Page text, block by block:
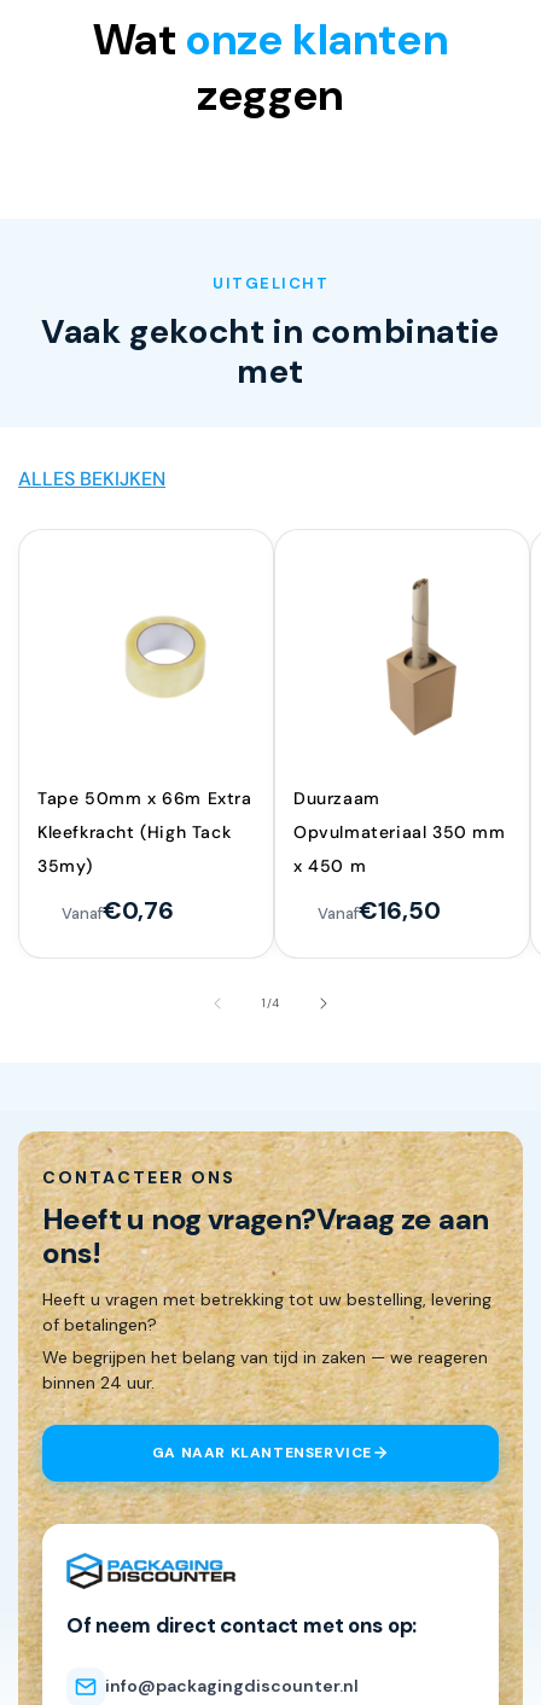
Wat onze klanten
zeggen
UITGELICHT
Vaak gekocht in combinatie
met
ALLES BEKIJKEN
Tape 50mm x 66m Extra
Kleefkracht (High Tack
35my)
Vanaf€0,76
Duurzaam
Opvulmateriaal 350 mm
x 450 m
Vanaf€16,50
1/van
4
CONTACTEER ONS
Heeft u nog vragen?Vraag ze aan
ons!
Heeft u vragen met betrekking tot uw bestelling, levering
of betalingen?
We begrijpen het belang van tijd in zaken — we reageren
binnen 24 uur.
GA NAAR KLANTENSERVICE
Of neem direct contact met ons op:
info@packagingdiscounter.nl